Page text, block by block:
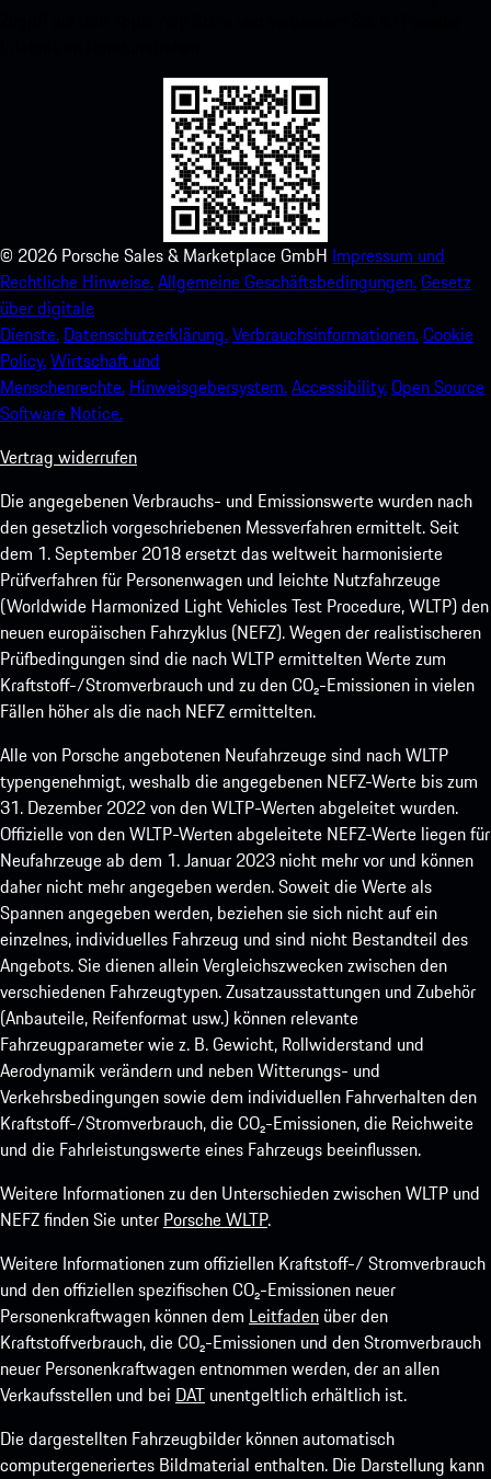
© 2026 Porsche Sales & Marketplace GmbH Impressum und
Rechtliche Hinweise.Allgemeine Geschäftsbedingungen.Gesetz
über digitale
Dienste. Datenschutzerklärung.Verbrauchsinformationen.Cookie
Policy.Wirtschaft und
Menschenrechte. Hinweisgebersystem.Accessibility.Open Source
Software Notice.
Vertrag widerrufen
Die angegebenen Verbrauchs- und Emissionswerte wurden nach
den gesetzlich vorgeschriebenen Messverfahren ermittelt. Seit
dem 1. September 2018 ersetzt das weltweit harmonisierte
Prüfverfahren für Personenwagen und leichte Nutzfahrzeuge
(Worldwide Harmonized Light Vehicles Test Procedure, WLTP) den
neuen europäischen Fahrzyklus (NEFZ). Wegen der realistischeren
Prüfbedingungen sind die nach WLTP ermittelten Werte zum
Kraftstoff-/Stromverbrauch und zu den CO₂-Emissionen in vielen
Fällen höher als die nach NEFZ ermittelten.
Alle von Porsche angebotenen Neufahrzeuge sind nach WLTP
typengenehmigt, weshalb die angegebenen NEFZ-Werte bis zum
31. Dezember 2022 von den WLTP-Werten abgeleitet wurden.
Offizielle von den WLTP-Werten abgeleitete NEFZ-Werte liegen für
Neufahrzeuge ab dem 1. Januar 2023 nicht mehr vor und können
daher nicht mehr angegeben werden. Soweit die Werte als
Spannen angegeben werden, beziehen sie sich nicht auf ein
einzelnes, individuelles Fahrzeug und sind nicht Bestandteil des
Angebots. Sie dienen allein Vergleichszwecken zwischen den
verschiedenen Fahrzeugtypen. Zusatzausstattungen und Zubehör
(Anbauteile, Reifenformat usw.) können relevante
Fahrzeugparameter wie z. B. Gewicht, Rollwiderstand und
Aerodynamik verändern und neben Witterungs- und
Verkehrsbedingungen sowie dem individuellen Fahrverhalten den
Kraftstoff-/Stromverbrauch, die CO₂-Emissionen, die Reichweite
und die Fahrleistungswerte eines Fahrzeugs beeinflussen.
Weitere Informationen zu den Unterschieden zwischen WLTP und
NEFZ finden Sie unter Porsche WLTP.
Weitere Informationen zum offiziellen Kraftstoff-/ Stromverbrauch
und den offiziellen spezifischen CO₂-Emissionen neuer
Personenkraftwagen können dem Leitfaden über den
Kraftstoffverbrauch, die CO₂-Emissionen und den Stromverbrauch
neuer Personenkraftwagen entnommen werden, der an allen
Verkaufsstellen und bei DAT unentgeltlich erhältlich ist.
Die dargestellten Fahrzeugbilder können automatisch
computergeneriertes Bildmaterial enthalten. Die Darstellung kann